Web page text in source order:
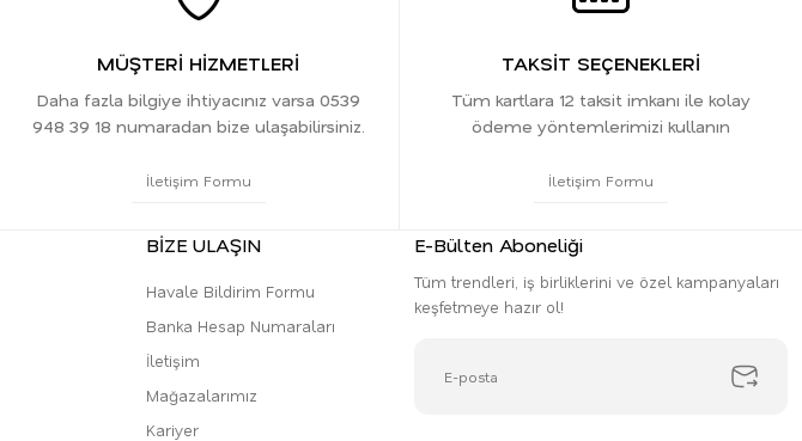
MÜŞTERİ HİZMETLERİ
Daha fazla bilgiye ihtiyacınız varsa 0539
948 39 18 numaradan bize ulaşabilirsiniz.
İletişim Formu
TAKSİT SEÇENEKLERİ
Tüm kartlara 12 taksit imkanı ile kolay
ödeme yöntemlerimizi kullanın
İletişim Formu
BİZE ULAŞIN
Havale Bildirim Formu
Banka Hesap Numaraları
İletişim
Mağazalarımız
Kariyer
E-Bülten Aboneliği
Tüm trendleri, iş birliklerini ve özel kampanyaları
keşfetmeye hazır ol!